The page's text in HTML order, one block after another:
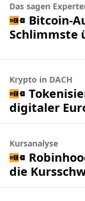
Das sagen
Bitcoin-
Schlimmste
Krypto in DACH
digitaler
Kursanalyse
die